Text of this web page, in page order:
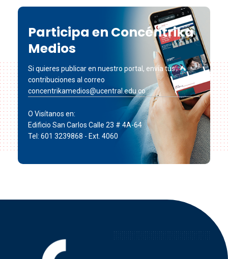
Participa en Concéntrika
Medios
Si quieres publicar en nuestro portal, envía tus
contribuciones al correo
concentrikamedios@ucentral.edu.co
O Visítanos en:
Edificio San Carlos Calle 23 # 4A-64
Tel: 601 3239868 - Ext. 4060